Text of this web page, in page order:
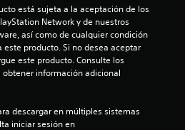
3
c
l
está sujeta a la aceptación de los
Network y de nuestros
así como de cualquier condición
producto. Si no desea aceptar
este producto. Consulte los
información adicional
descargar en múltiples sistemas
iniciar sesión en